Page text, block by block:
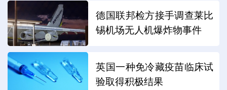
德国联邦检方接手调查莱比
锡机场无人机爆炸物事件
英国一种免冷藏疫苗临床试
验取得积极结果